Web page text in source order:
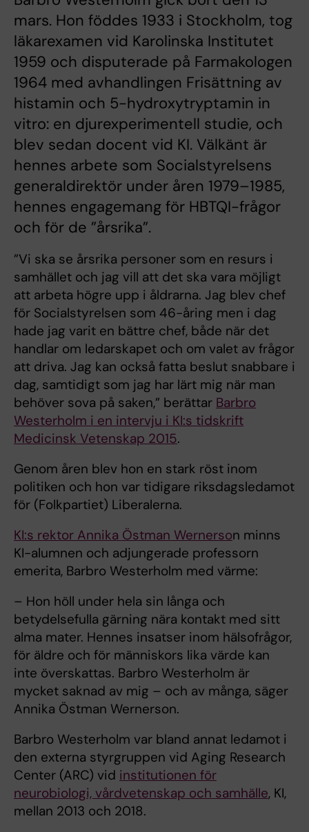
mars. Hon föddes 1933 i Stockholm, tog
läkarexamen vid Karolinska Institutet
1959 och disputerade på Farmakologen
1964 med avhandlingen Frisättning av
histamin och 5-hydroxytryptamin in
vitro: en djurexperimentell studie, och
blev sedan docent vid KI. Välkänt är
hennes arbete som Socialstyrelsens
generaldirektör under åren 1979–1985,
hennes engagemang för HBTQI-frågor
och för de ”årsrika”.
”Vi ska se årsrika personer som en resurs i
samhället och jag vill att det ska vara möjligt
att arbeta högre upp i åldrarna. Jag blev chef
för Socialstyrelsen som 46-åring men i dag
hade jag varit en bättre chef, både när det
handlar om ledarskapet och om valet av frågor
att driva. Jag kan också fatta beslut snabbare i
dag, samtidigt som jag har lärt mig när man
behöver sova på saken,” berättar Barbro
Westerholm i en intervju i KI:s tidskrift
Medicinsk Vetenskap 2015.
Genom åren blev hon en stark röst inom
politiken och hon var tidigare riksdagsledamot
för (Folkpartiet) Liberalerna.
KI:s rektor Annika Östman Wernerson minns
KI-alumnen och adjungerade professorn
emerita, Barbro Westerholm med värme:
– Hon höll under hela sin långa och
betydelsefulla gärning nära kontakt med sitt
alma mater. Hennes insatser inom hälsofrågor,
för äldre och för människors lika värde kan
inte överskattas. Barbro Westerholm är
mycket saknad av mig – och av många, säger
Annika Östman Wernerson.
Barbro Westerholm var bland annat ledamot i
den externa styrgruppen vid Aging Research
Center (ARC) vid institutionen för
neurobiologi, vårdvetenskap och samhälle, KI,
mellan 2013 och 2018.